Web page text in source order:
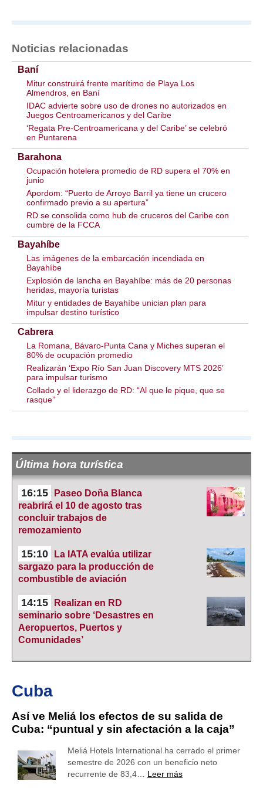
Noticias relacionadas
Baní
Mitur construirá frente marítimo de Playa Los
Almendros, en Baní
IDAC advierte sobre uso de drones no autorizados en
Juegos Centroamericanos y del Caribe
‘Regata Pre-Centroamericana y del Caribe’ se celebró
en Puntarena
Barahona
Ocupación hotelera promedio de RD supera el 70% en
junio
Apordom: “Puerto de Arroyo Barril ya tiene un crucero
confirmado previo a su apertura”
RD se consolida como hub de cruceros del Caribe con
cumbre de la FCCA
Bayahíbe
Las imágenes de la embarcación incendiada en
Bayahíbe
Explosión de lancha en Bayahíbe: más de 20 personas
heridas, mayoría turistas
Mitur y entidades de Bayahíbe unician plan para
impulsar destino turístico
Cabrera
La Romana, Bávaro-Punta Cana y Miches superan el
80% de ocupación promedio
Realizarán ‘Expo Río San Juan Discovery MTS 2026’
para impulsar turismo
Collado y el liderazgo de RD: “Al que le pique, que se
rasque”
Última hora turística
16:15
Paseo Doña Blanca
reabrirá el 10 de agosto tras
concluir trabajos de
remozamiento
15:10
La IATA evalúa utilizar
sargazo para la producción de
combustible de aviación
14:15
Realizan en RD
seminario sobre ‘Desastres en
Aeropuertos, Puertos y
Comunidades’
Cuba
Así ve Meliá los efectos de su salida de
Cuba: “puntual y sin afectación a la caja”
Meliá Hotels International ha cerrado el primer
semestre de 2026 con un beneficio neto
recurrente de 83,4… Leer más